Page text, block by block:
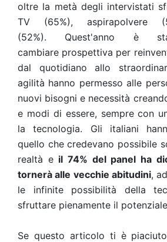
oltre la metà degli intervistati
TV (65%), aspirapolvere
(52%).
Quest'anno è
cambiare prospettiva per
dal quotidiano allo
agilità hanno permesso alle
nuovi bisogni e necessità
e modi di essere, sempre con
la tecnologia. Gli italiani
quello che credevano possibile
realtà e il 74% del panel ha
tornerà alle vecchie abitudini,
le infinite possibilità della
sfruttare pienamente il
Se questo articolo ti è